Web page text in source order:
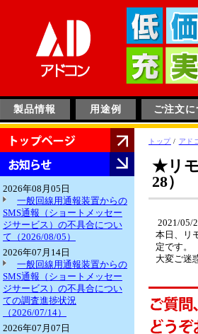
製品情報 用途例 ご注文に
せ2026年08月05日
一般回線用通報装置からの
SMS通報（ショートメッセー
ジサービス）の不具合につい
て（2026/08/05）
2026年07月14日
一般回線用通報装置からの
SMS通報（ショートメッセー
ジサービス）の不具合につい
ての調査進捗状況
（2026/07/14）
2026年07月07日
現
の
位
トップ/ アド
★リモ
28）
2021/05/
本日、リ
定です。
大変ご迷